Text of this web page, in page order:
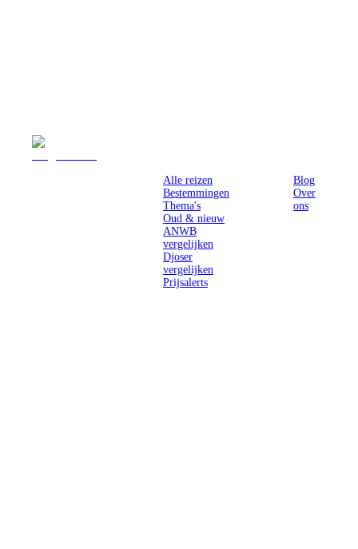
Alle reizen
Bestemmingen
Thema's
Oud & nieuw
ANWB
vergelijken
Djoser
vergelijken
Prijsalerts
Blog
Over
ons